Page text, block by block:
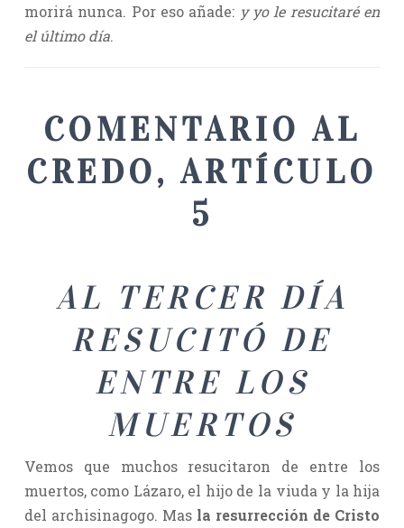
morirá nunca. Por eso añade: y yo le resucitaré en
el último día.
COMENTARIO AL
CREDO, ARTÍCULO
5
AL TERCER DÍA
RESUCITÓ DE
ENTRE LOS
MUERTOS
Vemos que muchos resucitaron de entre los
muertos, como Lázaro, el hijo de la viuda y la hija
del archisinagogo. Mas la resurrección de Cristo